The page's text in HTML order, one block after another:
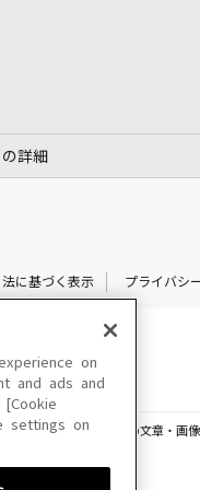
詳細
に基づく表示 プライバシ
に掲載されている一切の文章・画
on
and ads and
settings on